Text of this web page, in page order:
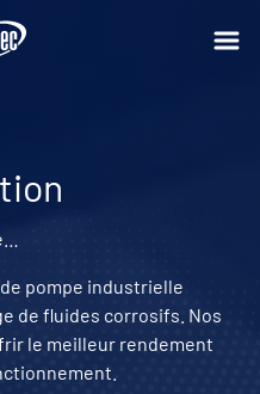
pompe industrielle
de fluides corrosifs. Nos
le meilleur rendement